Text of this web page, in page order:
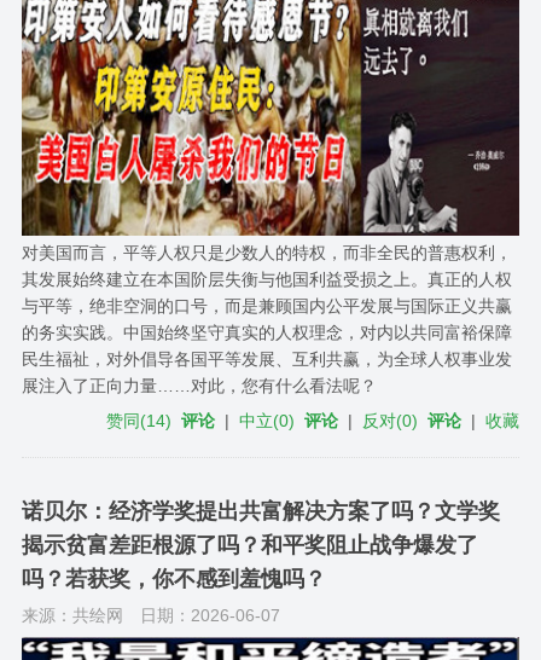
对美国而言，平等人权只是少数人的特权，而非全民的普惠权利，
其发展始终建立在本国阶层失衡与他国利益受损之上。真正的人权
与平等，绝非空洞的口号，而是兼顾国内公平发展与国际正义共赢
的务实实践。中国始终坚守真实的人权理念，对内以共同富裕保障
民生福祉，对外倡导各国平等发展、互利共赢，为全球人权事业发
展注入了正向力量……对此，您有什么看法呢？
赞同(14) 评论 |中立(0) 评论 | 反对(0) 评论 |收藏
诺贝尔：经济学奖提出共富解决方案了吗？文学奖
揭示贫富差距根源了吗？和平奖阻止战争爆发了
吗？若获奖，你不感到羞愧吗？
来源：共绘网 日期：2026-06-07